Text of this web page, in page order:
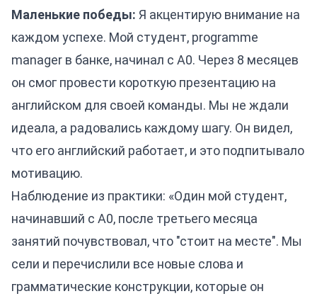
Маленькие победы: Я акцентирую внимание на
каждом успехе. Мой студент, programme
manager в банке, начинал с A0. Через 8 месяцев
он смог провести короткую презентацию на
английском для своей команды. Мы не ждали
идеала, а радовались каждому шагу. Он видел,
что его английский работает, и это подпитывало
мотивацию.
Наблюдение из практики: «Один мой студент,
начинавший с A0, после третьего месяца
занятий почувствовал, что "стоит на месте". Мы
сели и перечислили все новые слова и
грамматические конструкции, которые он